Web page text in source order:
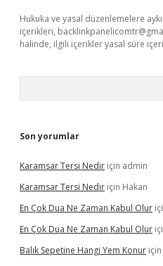
Hukuka ve yasal düzenlemelere
içerikleri,
halinde, ilgili içerikler yasal süre
Son yorumlar
Karamsar Tersi Nedir için admin
Karamsar Tersi Nedir için Hakan
En Çok Dua Ne Zaman Kabul Olur
En Çok Dua Ne Zaman Kabul Olur
Balık Sepetine Hangi Yem Konur için